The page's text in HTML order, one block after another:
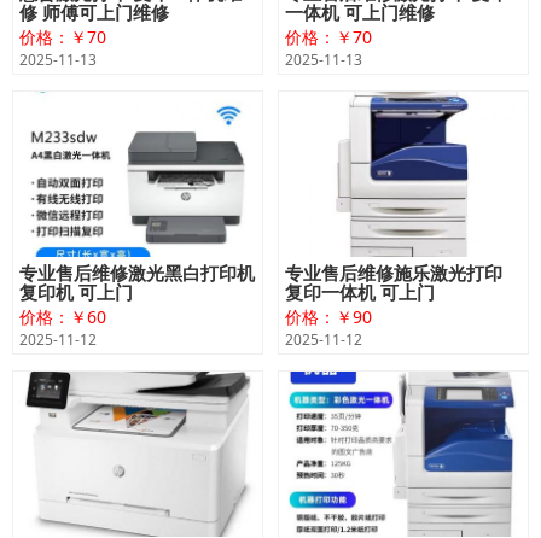
修 师傅可上门维修
价格：￥70
2025-11-13
一体机 可上门维修
价格：￥70
2025-11-13
专业售后维修激光黑白打印机
复印机 可上门
价格：￥60
2025-11-12
专业售后维修施乐激光打印
复印一体机 可上门
价格：￥90
2025-11-12